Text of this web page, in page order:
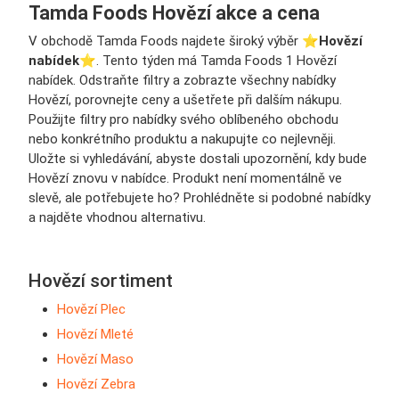
Tamda Foods Hovězí akce a cena
V obchodě Tamda Foods najdete široký výběr ⭐️Hovězí
nabídek⭐️. Tento týden má Tamda Foods 1 Hovězí
nabídek. Odstraňte filtry a zobrazte všechny nabídky
Hovězí, porovnejte ceny a ušetřete při dalším nákupu.
Použijte filtry pro nabídky svého oblíbeného obchodu
nebo konkrétního produktu a nakupujte co nejlevněji.
Uložte si vyhledávání, abyste dostali upozornění, kdy bude
Hovězí znovu v nabídce. Produkt není momentálně ve
slevě, ale potřebujete ho? Prohlédněte si podobné nabídky
a najděte vhodnou alternativu.
Hovězí sortiment
Hovězí Plec
Hovězí Mleté
Hovězí Maso
Hovězí Zebra